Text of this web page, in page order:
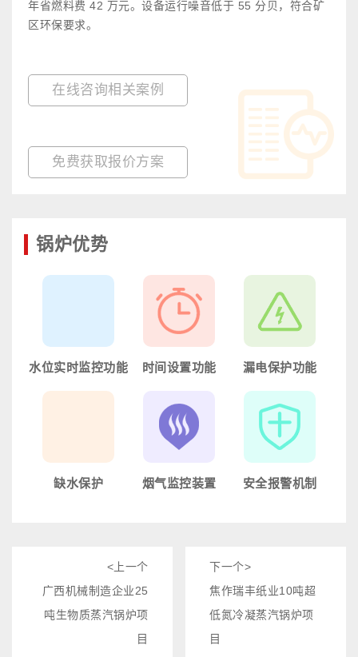
年省燃料费 42 万元。设备运行噪音低于 55 分贝，符合矿
区环保要求。
在线咨询相关案例
免费获取报价方案
锅炉优势
水位实时监控功能
配有电子检测水位
时间设置功能
要，自由组合设定
锅炉的启停时间
漏电保护功能
控制系统检测到电
热元件漏电后，将
自动切断电源，锅
炉也会立即停止运
行
缺水保护
出报警指示
烟气监控装置
安全报警机制
<上一个
广西机械制造企业25
吨生物质蒸汽锅炉项
目
下一个>
焦作瑞丰纸业10吨超
低氮冷凝蒸汽锅炉项
目